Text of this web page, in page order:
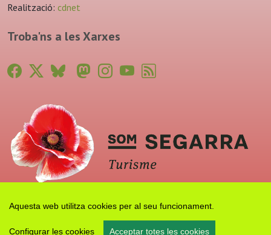
Aquesta web utilitza cookies per al seu funcionament.
Configurar les cookies Acceptar totes les cookies
Realització: cdnet
Troba'ns a les Xarxes